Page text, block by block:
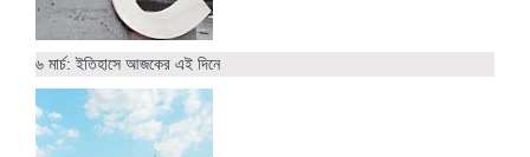
৬ মার্চ: ইতিহাসে আজকের এই দিনে